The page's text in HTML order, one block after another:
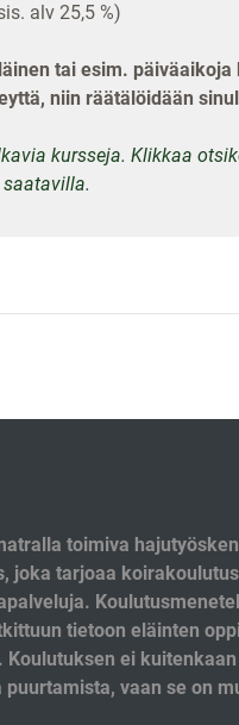
alv 25,5 %)
tai esim. päiväaikoja
niin räätälöidään
kursseja. Klikkaa
toimiva
joka tarjoaa
tietoon eläinten
Koulutuksen ei
vaan se on